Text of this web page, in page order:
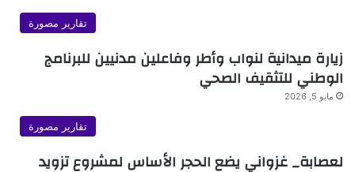
تقارير مصورة
زيارة ميدانية لنواب وأطر وفاعلين مدنيين للبرنامج
الوطني للتثقيف الصحي
مايو 5, 2026
تقارير مصورة
لعصابة_ غزواني يضع الحجر الأساس لمشروع تزويد